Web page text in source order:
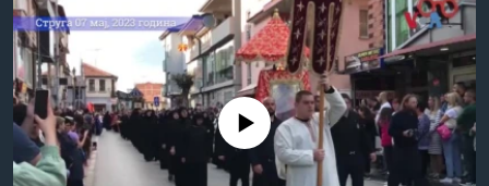
НАУКА
УМЕТНОСТ И ЗАБАВА
ИНТЕРВЈУА
НАКУСО...
Јазици
No media source currently available